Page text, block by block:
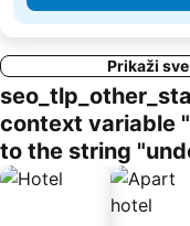
Prikaži
context variable
to the string